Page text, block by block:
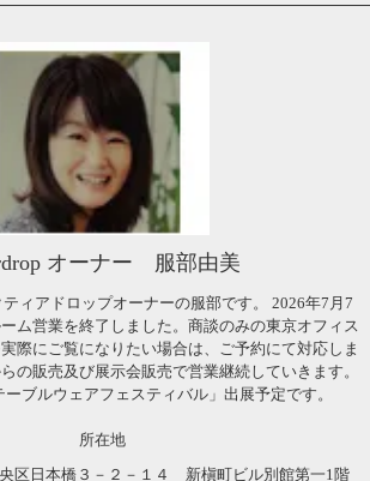
オーナー 服部由美
ィアドロップオーナーの服部です。 2026年7月7
ム営業を終了しました。商談のみの東京オフィス
際にご覧になりたい場合は、ご予約にて対応しま
の販売及び展示会販売で営業継続していきます。
ブルウェアフェスティバル」出展予定です。
所在地
区日本橋３－２－１４ 新槇町ビル別館第一1階